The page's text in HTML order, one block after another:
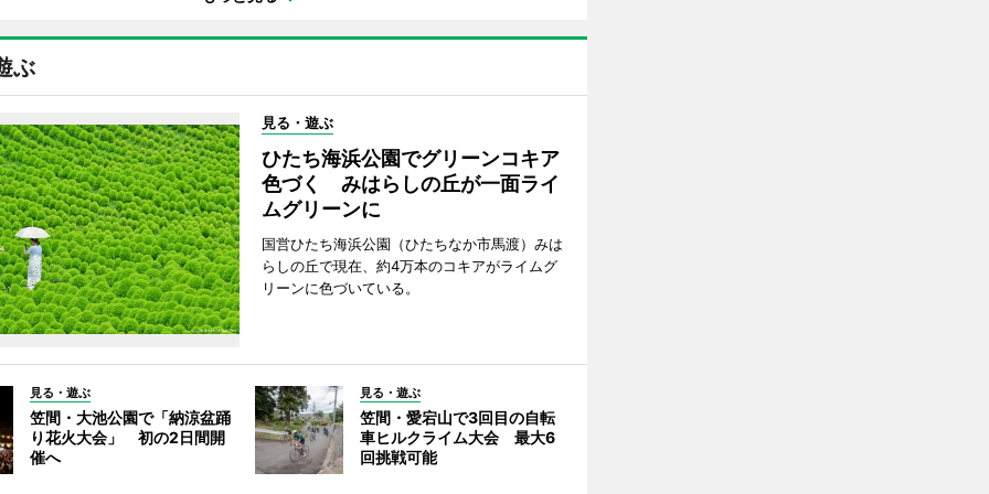
ぶ
見る・遊ぶ
ひたち海浜公園でグリーンコキア
色づく みはらしの丘が一面ライ
ムグリーンに
国営ひたち海浜公園（ひたちなか市馬渡）みは
らしの丘で現在、約4万本のコキアがライムグ
リーンに色づいている。
見る・遊ぶ
笠間・大池公園で「納涼盆踊
り花火大会」 初の2日間開
催へ
見る・遊ぶ
笠間・愛宕山で3回目の自転
車ヒルクライム大会 最大6
回挑戦可能